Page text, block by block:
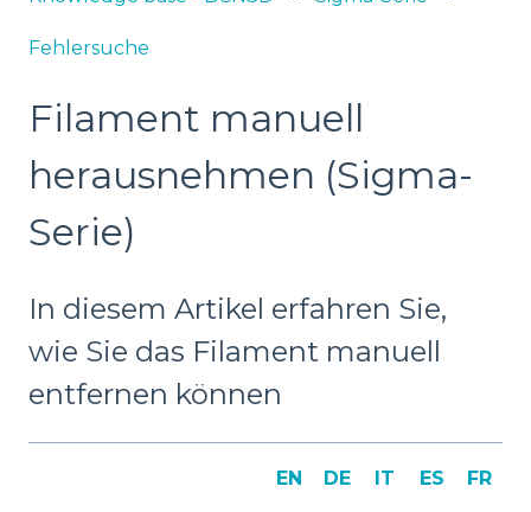
Fehlersuche
Filament manuell
herausnehmen (Sigma-
Serie)
In diesem Artikel erfahren Sie,
wie Sie das Filament manuell
entfernen können
EN DE IT ES FR